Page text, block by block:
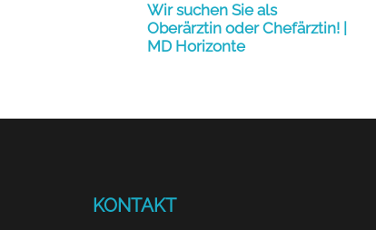
Wir suchen Sie als
Oberärztin oder Chefärztin! |
MD Horizonte
KONTAKT